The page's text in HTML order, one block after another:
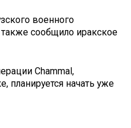
военного
также сообщило иракское
Chammal,
планируется начать уже